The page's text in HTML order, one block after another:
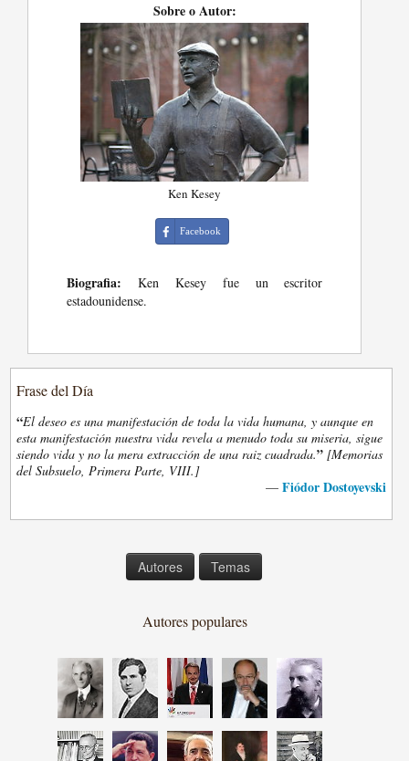
Sobre o Autor:
Ken Kesey
Facebook
Biografia: Ken Kesey fue un escritor
estadounidense.
Frase del Día
“El deseo es una manifestación de toda la vida humana, y aunque en
esta manifestación nuestra vida revela a menudo toda su miseria, sigue
siendo vida y no la mera extracción de una raiz cuadrada.” [Memorias
del Subsuelo, Primera Parte, VIII.]
— Fiódor Dostoyevski
Autores Temas
Autores populares